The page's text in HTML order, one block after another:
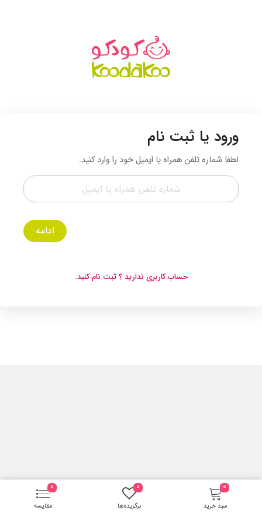
ورود یا ثبت نام
لطفا شماره تلفن همراه یا ایمیل خود را وارد کنید.
ادامه
حساب کاربری ندارید ؟ ثبت نام کنید.
سبد خرید
0
برگزیده‌ها
0
مقایسه
0